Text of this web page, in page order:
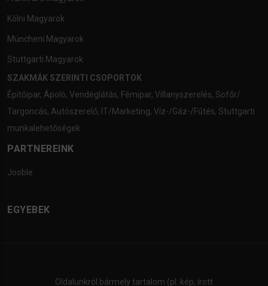
Kölni Magyarok
Müncheni Magyarok
Stuttgarti Magyarok
SZAKMÁK SZERINTI CSOPORTOK
Építőipar, Ápoló, Vendéglátás, Fémipar, Villanyszerelés, Sofőr/
Targoncás, Autószerelő, IT/Marketing, Víz-/Gáz-/Fűtés, Stuttgarti
munkalehetőségek
PARTNEREINK
Jooble
EGYEBEK
Oldalunkról bármely tartalom (pl. kép, írott